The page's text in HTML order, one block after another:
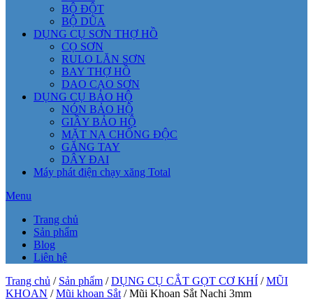
BỘ ĐỘT
BỘ DŨA
DỤNG CỤ SƠN THỢ HỒ
CỌ SƠN
RULO LĂN SƠN
BAY THỢ HỒ
DAO CẠO SƠN
DỤNG CỤ BẢO HỘ
NÓN BẢO HỘ
GIẦY BẢO HỘ
MẶT NẠ CHỐNG ĐỘC
GĂNG TAY
DÂY ĐAI
Máy phát điện chạy xăng Total
Menu
Trang chủ
Sản phẩm
Blog
Liên hệ
Trang chủ / Sản phẩm /DỤNG CỤ CẮT GỌT CƠ KHÍ /MŨI
KHOAN /Mũi khoan Sắt / Mũi Khoan Sắt Nachi 3mm